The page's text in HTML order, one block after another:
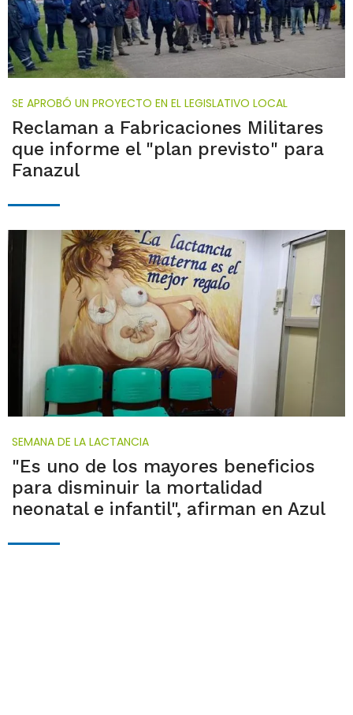
SE APROBÓ UN PROYECTO EN EL LEGISLATIVO LOCAL
Reclaman a Fabricaciones Militares
que informe el "plan previsto" para
Fanazul
SEMANA DE LA LACTANCIA
"Es uno de los mayores beneficios
para disminuir la mortalidad
neonatal e infantil", afirman en Azul